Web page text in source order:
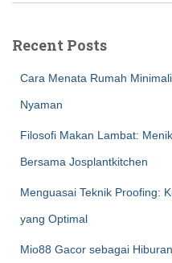
Recent Posts
Cara Menata Rumah
Nyaman
Filosofi Makan Lambat:
Bersama Josplantkitchen
Menguasai Teknik Proofing:
yang Optimal
Mio88 Gacor sebagai